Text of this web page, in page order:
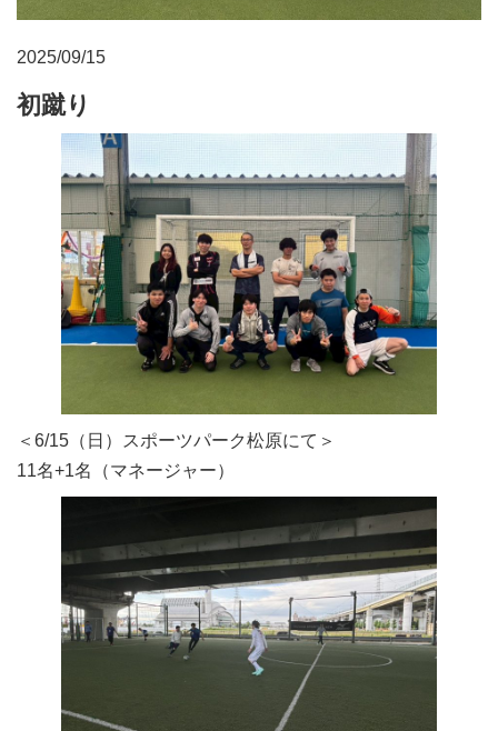
2025/09/15
初蹴り
＜6/15（日）スポーツパーク松原にて＞
11名+1名（マネージャー）